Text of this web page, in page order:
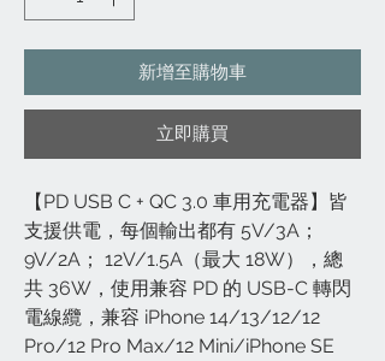
新增至購物車
立即購買
【PD USB C + QC 3.0 車用充電器】皆
支援供電，每個輸出都有 5V/3A；
9V/2A； 12V/1.5A（最大 18W），總
共 36W，使用兼容 PD 的 USB-C 轉閃
電線纜，兼容 iPhone 14/13/12/12
Pro/12 Pro Max/12 Mini/iPhone SE